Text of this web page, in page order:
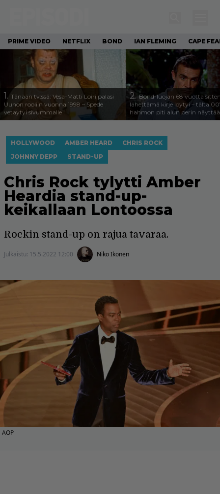
PRIME VIDEO NETFLIX BOND IAN FLEMING CAPE
1. Tänään tv:ssä: Vesa-Matti Loiri palasi
Uunon rooliin vuonna 1998 – Spede
vetäytyi sivummalle
2.Bond-luojan 68 vuotta
lähettämä kirje löytyi – tältä
hahmon piti alun perin näyttää
HOLLYWOOD AMBER HEARD
CHRIS ROCK
JOHNNY DEPP
STAND-UP
Chris Rock tylytti Amber
Heardia stand-up-
keikallaan Lontoossa
Rockin stand-up on rajua tavaraa.
Julkaistu: 15.5.2022 12:00 Niko Ikonen
AOP